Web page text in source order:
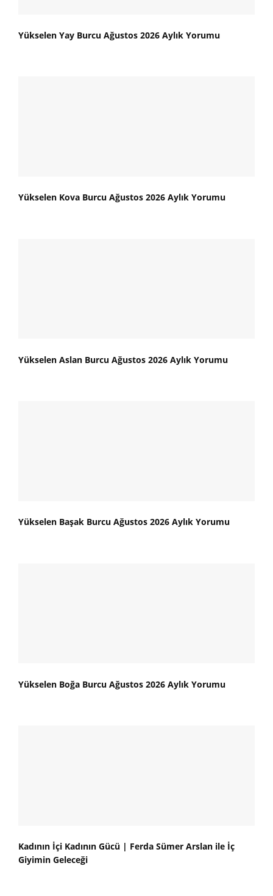
Yükselen Yay Burcu Ağustos 2026 Aylık Yorumu
Yükselen Kova Burcu Ağustos 2026 Aylık Yorumu
Yükselen Aslan Burcu Ağustos 2026 Aylık Yorumu
Yükselen Başak Burcu Ağustos 2026 Aylık Yorumu
Yükselen Boğa Burcu Ağustos 2026 Aylık Yorumu
Kadının İçi Kadının Gücü | Ferda Sümer Arslan ile İç
Giyimin Geleceği